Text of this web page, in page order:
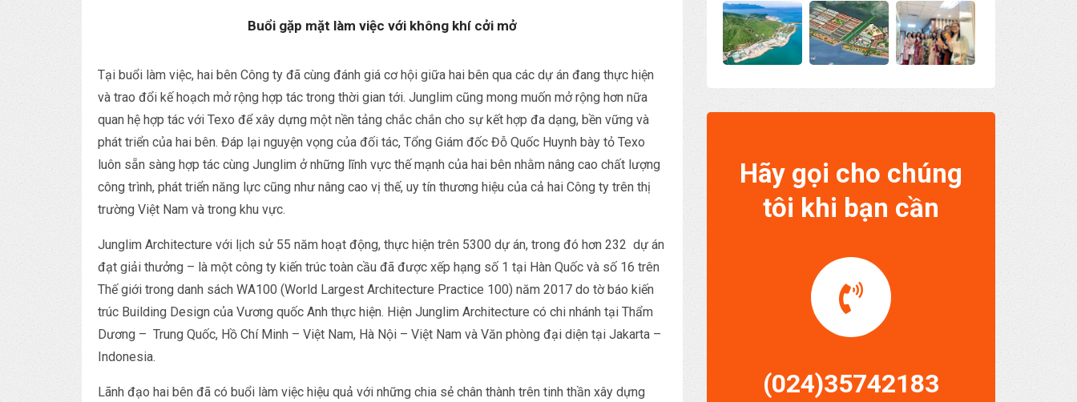
Buổi gặp mặt làm việc với không khí cởi mở
Tại buổi làm việc, hai bên Công ty đã cùng đánh giá cơ hội giữa hai bên qua các dự án đang thực hiện
và trao đổi kế hoạch mở rộng hợp tác trong thời gian tới. Junglim cũng mong muốn mở rộng hơn nữa
quan hệ hợp tác với Texo để xây dựng một nền tảng chắc chắn cho sự kết hợp đa dạng, bền vững và
phát triển của hai bên. Đáp lại nguyện vọng của đối tác, Tổng Giám đốc Đỗ Quốc Huynh bày tỏ Texo
luôn sẵn sàng hợp tác cùng Junglim ở những lĩnh vực thế mạnh của hai bên nhằm nâng cao chất lượng
công trình, phát triển năng lực cũng như nâng cao vị thế, uy tín thương hiệu của cả hai Công ty trên thị
trường Việt Nam và trong khu vực.
Junglim Architecture với lịch sử 55 năm hoạt động, thực hiện trên 5300 dự án, trong đó hơn 232 dự án
đạt giải thưởng – là một công ty kiến ​​trúc toàn cầu đã được xếp hạng số 1 tại Hàn Quốc và số 16 trên
Thế giới trong danh sách WA100 (World Largest Architecture Practice 100) năm 2017 do tờ báo kiến ​​
trúc Building Design của Vương quốc Anh thực hiện. Hiện Junglim Architecture có chi nhánh tại Thẩm
Dương – Trung Quốc, Hồ Chí Minh – Việt Nam, Hà Nội – Việt Nam và Văn phòng đại diện tại Jakarta –
Indonesia.
Lãnh đạo hai bên đã có buổi làm việc hiệu quả với những chia sẻ chân thành trên tinh thần xây dựng
Hãy gọi cho chúng
tôi khi bạn cần
(024)35742183